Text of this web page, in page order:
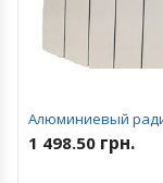
Алюминиевый
1 498.50 грн.